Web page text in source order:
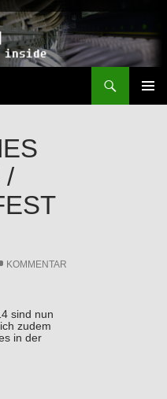
/
KOMMENTAR
sind nun
zudem
in der